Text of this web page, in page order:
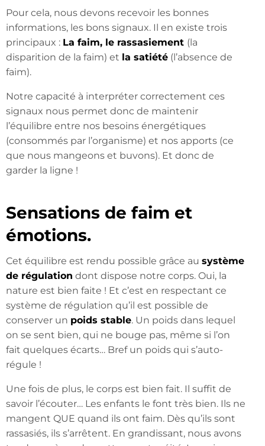
Pour cela, nous devons recevoir les bonnes
informations, les bons signaux. Il en existe trois
principaux : La faim, le rassasiement (la
disparition de la faim) et la satiété (l’absence de
faim).
Notre capacité à interpréter correctement ces
signaux nous permet donc de maintenir
l’équilibre entre nos besoins énergétiques
(consommés par l’organisme) et nos apports (ce
que nous mangeons et buvons). Et donc de
garder la ligne !
Sensations de faim et
émotions.
Cet équilibre est rendu possible grâce au système
de régulation dont dispose notre corps. Oui, la
nature est bien faite ! Et c’est en respectant ce
système de régulation qu’il est possible de
conserver un poids stable. Un poids dans lequel
on se sent bien, qui ne bouge pas, même si l’on
fait quelques écarts… Bref un poids qui s’auto-
régule !
Une fois de plus, le corps est bien fait. Il suffit de
savoir l’écouter… Les enfants le font très bien. Ils ne
mangent QUE quand ils ont faim. Dès qu’ils sont
rassasiés, ils s’arrêtent. En grandissant, nous avons